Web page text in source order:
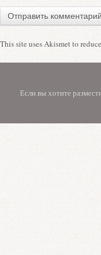
This site uses Akismet to
Если вы хотите